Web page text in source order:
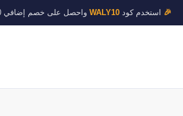
🎉 استخدم كودWALY10 واحصل على خصم إضافي 10% على جميع المتاجر